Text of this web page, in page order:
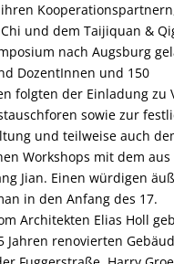
Chi und dem Taijiquan &
nach Augsburg
DozentInnen und 150
folgten der Einladung zu
sowie zur
und teilweise auch
Workshops mit dem aus
Jian. Einen würdigen
in den Anfang des 17.
Architekten Elias Holl
Jahren renovierten